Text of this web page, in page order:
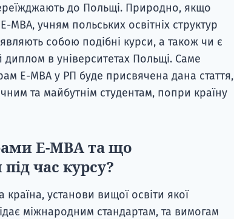
до Польщі. Природно, якщо
учням польських освітніх структур
собою подібні курси, а також чи є
в університетах Польщі. Саме
E-MBA у РП буде присвячена дана стаття,
та майбутнім студентам, попри країну
E-MBA та що
час курсу?
установи вищої освіти якої
міжнародним стандартам, та вимогам